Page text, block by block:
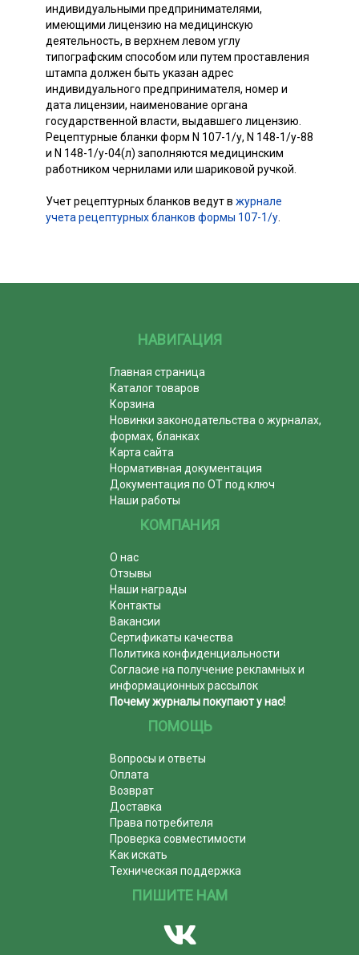
индивидуальными предпринимателями,
имеющими лицензию на медицинскую
деятельность, в верхнем левом углу
типографским способом или путем проставления
штампа должен быть указан адрес
индивидуального предпринимателя, номер и
дата лицензии, наименование органа
государственной власти, выдавшего лицензию.
Рецептурные бланки форм N 107-1/у, N 148-1/у-88
и N 148-1/у-04(л) заполняются медицинским
работником чернилами или шариковой ручкой.
Учет рецептурных бланков ведут в журнале
учета рецептурных бланков формы 107-1/у
НАВИГАЦИЯ
Главная страница
Каталог товаров
Корзина
Новинки законодательства о журналах,
формах, бланках
Карта сайта
Нормативная документация
Документация по ОТ под ключ
Наши работы
КОМПАНИЯ
О нас
Отзывы
Наши награды
Контакты
Вакансии
Сертификаты качества
Политика конфиденциальности
Согласие на получение рекламных и
информационных рассылок
Почему журналы покупают у нас!
ПОМОЩЬ
Вопросы и ответы
Оплата
Возврат
Доставка
Права потребителя
Проверка совместимости
Как искать
Техническая поддержка
ПИШИТЕ НАМ